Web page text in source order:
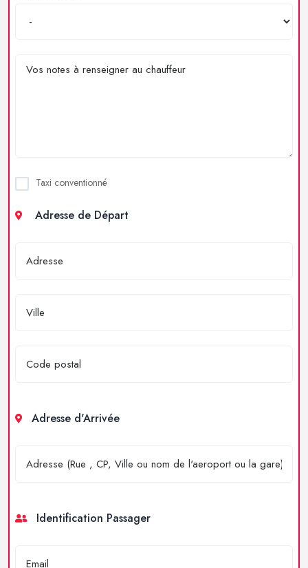
Taxi conventionné
Adresse de Départ
Adresse d'Arrivée
Identification Passager